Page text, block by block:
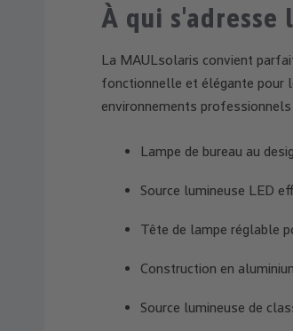
À qui s'adresse
La MAULsolaris convient
fonctionnelle et élégante pour
environnements
Lampe de bureau au
Source lumineuse LED
Tête de lampe réglable
Construction en
Source lumineuse de